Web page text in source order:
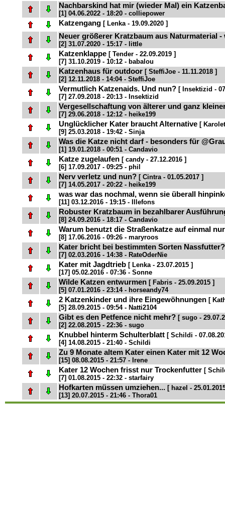
Nachbarskind hat mir (wieder Mal) ein
[1] 04.06.2022 - 18:20 - colliepower
Katzengang [ Lenka - 19.09.2020 ]
Neuer größerer Kratzbaum aus Naturmaterial
[2] 31.07.2020 - 15:17 - little
Katzenklappe [ Tender - 22.09.2019 ]
[7] 31.10.2019 - 10:12 - babalou
Katzenhaus für outdoor [ SteffiJoe - 11.11.2018 ]
[2] 12.11.2018 - 14:04 - SteffiJoe
Vermutlich Katzenaids. Und nun? [ Insektizid -
[7] 27.09.2018 - 20:13 - Insektizid
Vergesellschaftung von älterer und ganz
[7] 29.06.2018 - 12:12 - heike199
Unglücklicher Kater braucht Alternative [
[9] 25.03.2018 - 19:42 - Sinja
Was die Katze nicht darf - besonders für
[1] 19.01.2018 - 00:51 - Candavio
Katze zugelaufen [ candy - 27.12.2016 ]
[6] 17.09.2017 - 09:25 - phil
Nerv verletz und nun? [ Cintra - 01.05.2017 ]
[7] 14.05.2017 - 20:22 - heike199
was war das nochmal, wenn sie überall
[11] 03.12.2016 - 19:15 - Illefons
Robuster Kratzbaum in bezahlbarer
[8] 24.09.2016 - 18:17 - Candavio
Warum benutzt die Straßenkatze auf einmal
[8] 17.06.2016 - 09:26 - maryroos
Kater bricht bei bestimmten Sorten
[7] 02.03.2016 - 14:38 - RateOderNie
Kater mit Jagdtrieb [ Lenka - 23.07.2015 ]
[17] 05.02.2016 - 07:36 - Sonne
Wilde Katzen entwurmen [ Fabris - 25.09.2015 ]
[5] 07.01.2016 - 23:14 - horseandy74
2 Katzenkinder und ihre Eingewöhnungen [
[5] 28.09.2015 - 09:54 - Natti2104
Gibt es den Petfence nicht mehr? [ sugo -
[2] 22.08.2015 - 22:36 - sugo
Knubbel hinterm Schulterblatt [ Schildi -
[4] 14.08.2015 - 21:40 - Schildi
Zu 9 Monate altem Kater einen Kater mit 12
[15] 08.08.2015 - 21:57 - Irene
Kater 12 Wochen frisst nur Trockenfutter [
[7] 01.08.2015 - 22:32 - starfairy
Hofkarten müssen umziehen... [ hazel -
[13] 20.07.2015 - 21:46 - Thora01